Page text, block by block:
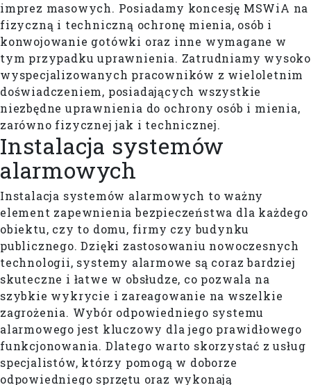
imprez masowych. Posiadamy koncesję MSWiA na
fizyczną i techniczną ochronę mienia, osób i
konwojowanie gotówki oraz inne wymagane w
tym przypadku uprawnienia. Zatrudniamy wysoko
wyspecjalizowanych pracowników z wieloletnim
doświadczeniem, posiadających wszystkie
niezbędne uprawnienia do ochrony osób i mienia,
zarówno fizycznej jak i technicznej.
Instalacja systemów
alarmowych
Instalacja systemów alarmowych to ważny
element zapewnienia bezpieczeństwa dla każdego
obiektu, czy to domu, firmy czy budynku
publicznego. Dzięki zastosowaniu nowoczesnych
technologii, systemy alarmowe są coraz bardziej
skuteczne i łatwe w obsłudze, co pozwala na
szybkie wykrycie i zareagowanie na wszelkie
zagrożenia. Wybór odpowiedniego systemu
alarmowego jest kluczowy dla jego prawidłowego
funkcjonowania. Dlatego warto skorzystać z usług
specjalistów, którzy pomogą w doborze
odpowiedniego sprzętu oraz wykonają